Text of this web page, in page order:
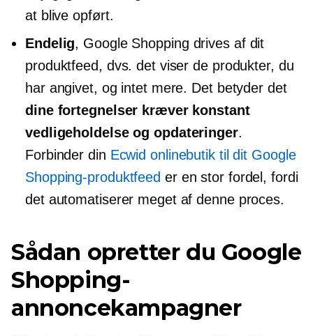
at blive opført.
Endelig, Google Shopping drives af dit
produktfeed, dvs. det viser de produkter, du
har angivet, og intet mere. Det betyder det
dine fortegnelser kræver konstant
vedligeholdelse og opdateringer.
Forbinder din Ecwid onlinebutik til dit Google
Shopping-produktfeed er en stor fordel, fordi
det automatiserer meget af denne proces.
Sådan opretter du Google
Shopping-
annoncekampagner